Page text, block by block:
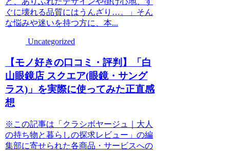
ぐに壊れる品質にはうんざり…。」そん
な悩みや迷いを持つ方に、本...
Uncategorized
【モノ好きの口コミ・評判】「白
山眼鏡店 スクエア(眼鏡・サング
ラス)」を実際に使ってみた正直感
想
※この記事は「クラシボヤージュ｜大人
の持ち物と暮らしの探求レビュー」の編
集部に寄せられた各商品・サービスへの